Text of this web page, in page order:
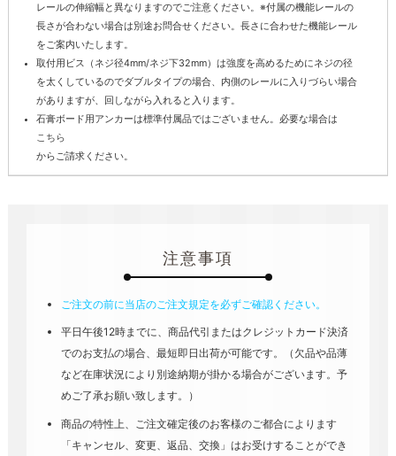
レールの伸縮幅と異なりますのでご注意ください。※付属の機能レールの
長さが合わない場合は別途お問合せください。長さに合わせた機能レール
をご案内いたします。
取付用ビス（ネジ径4mm/ネジ下32mm）は強度を高めるためにネジの径
を太くしているのでダブルタイプの場合、内側のレールに入りづらい場合
がありますが、回しながら入れると入ります。
石膏ボード用アンカーは標準付属品ではございません。必要な場合は
こちら
からご請求ください。
注意事項
ご注文の前に当店のご注文規定を必ずご確認ください。
平日午後12時までに、商品代引またはクレジットカード決済
でのお支払の場合、最短即日出荷が可能です。（欠品や品薄
など在庫状況により別途納期が掛かる場合がございます。予
めご了承お願い致します。）
商品の特性上、ご注文確定後のお客様のご都合によります
「キャンセル、変更、返品、交換」はお受けすることができ